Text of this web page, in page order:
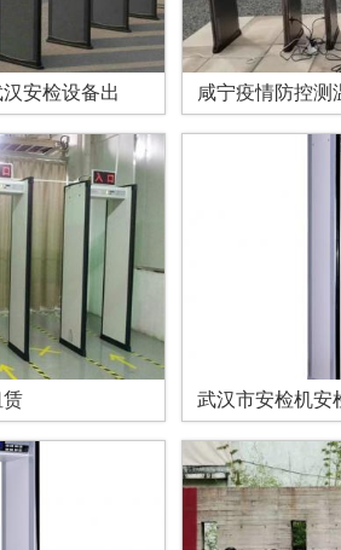
安检设备出 咸宁疫情防控测
武汉市安检机安